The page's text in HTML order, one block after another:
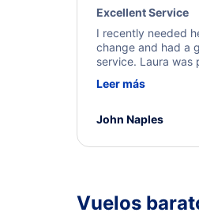
Excellent Service
I recently needed
change and had a
service. Laura was
a solution and kept
Leer más
John Naples
Vuelos